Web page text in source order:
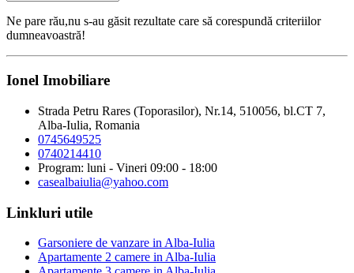
Ne pare rău,nu s-au găsit rezultate care să corespundă criteriilor
dumneavoastră!
Ionel Imobiliare
Strada Petru Rares (Toporasilor), Nr.14, 510056, bl.CT 7,
Alba-Iulia, Romania
0745649525
0740214410
Program: luni - Vineri 09:00 - 18:00
casealbaiulia@yahoo.com
Linkluri utile
Garsoniere de vanzare in Alba-Iulia
Apartamente 2 camere in Alba-Iulia